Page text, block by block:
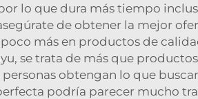
lo que dura más tiempo
de obtener la mejor
más en productos de
se trata de más que
obtengan lo que
podría parecer mucho